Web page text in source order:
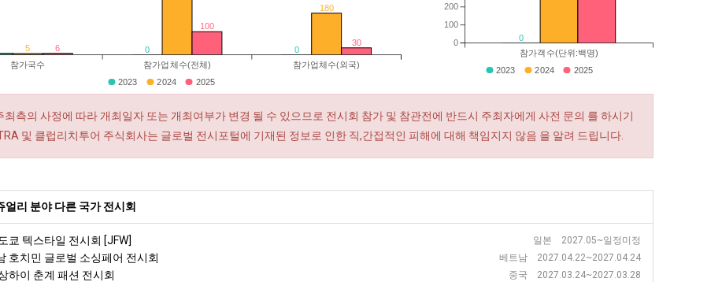
0 0
5
180
6
100
30
참가국수 참가업체수(전체) 참가업체수(외국)
2023 2024 2025
0
참가객수(단위:백명)
0
100
200
2023 2024 2025
최측의 사정에 따라 개최일자 또는 개최여부가 변경 될 수 있으므로 전시회 참가 및 참관전에 반드시 주최자에게 사전 문의 를 하시기
및 클럽리치투어 주식회사는 글로벌 전시포털에 기재된 정보로 인한 직,간접적인 피해에 대해 책임지지 않음 을 알려 드립니다.
얼리 분야 다른 국가 전시회
일본 2027.05~일정미정
쿄 텍스타일 전시회 [JFW]
베트남 2027.04.22~2027.04.24
호치민 글로벌 소싱페어 전시회
중국 2027.03.24~2027.03.28
하이 춘계 패션 전시회